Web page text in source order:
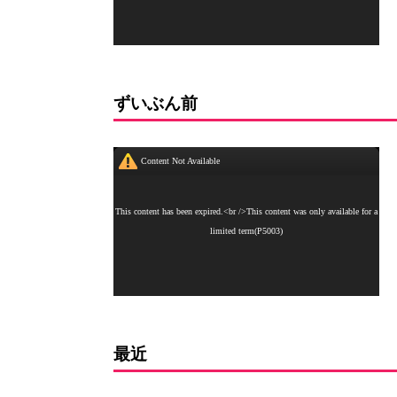
ずいぶん前
最近